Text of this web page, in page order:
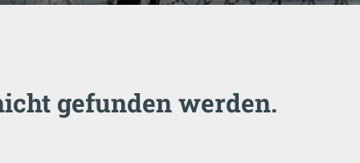
gefunden werden.